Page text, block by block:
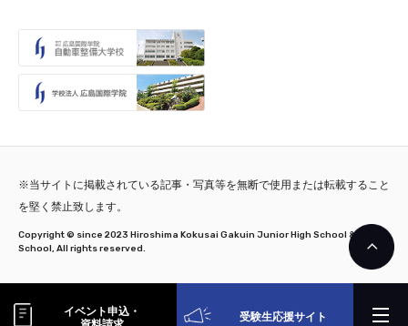
イベント申込・
受験生応援サイト
※当サイトに掲載されている記事・写真等を無断で使用または転載すること
を堅く禁止致します。
Copyright © since 2023 Hiroshima Kokusai Gakuin Junior High School & High
School, All rights reserved.